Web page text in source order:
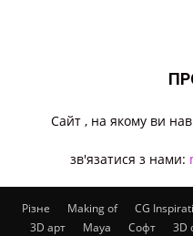
Cайт , на якому ви
зв'язатися з нами:
Різне Making of CG
3D арт
Maya Софт 3D